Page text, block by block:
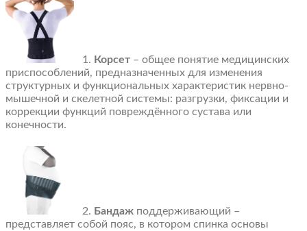
1. Корсет – общее понятие медицинских
приспособлений, предназначенных для изменения
структурных и функциональных характеристик нервно-
мышечной и скелетной системы: разгрузки, фиксации и
коррекции функций повреждённого сустава или
конечности.
2. Бандаж поддерживающий –
представляет собой пояс, в котором спинка основы